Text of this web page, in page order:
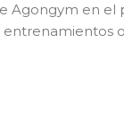
Agongym en el
entrenamientos